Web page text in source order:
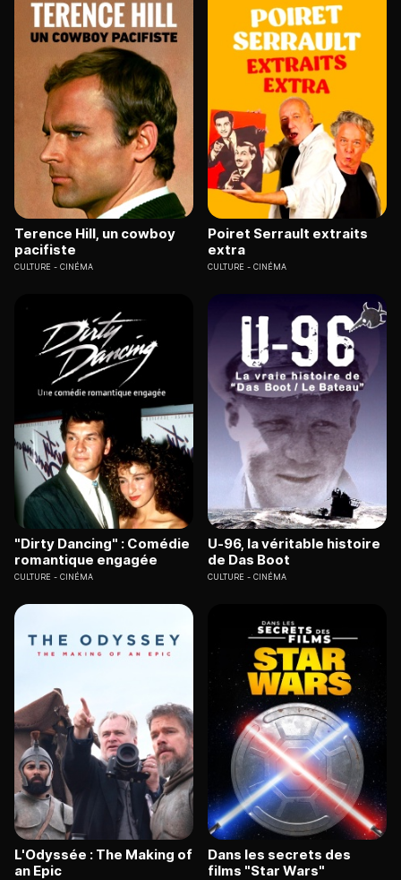
Terence Hill, un cowboy
pacifiste
CULTURE CINÉMA
Poiret Serrault extraits
extra
CULTURE CINÉMA
"Dirty Dancing" : Comédie
romantique engagée
CULTURE CINÉMA
U-96, la véritable histoire
de Das Boot
CULTURE CINÉMA
L'Odyssée : The Making of
an Epic
Dans les secrets des
films "Star Wars"